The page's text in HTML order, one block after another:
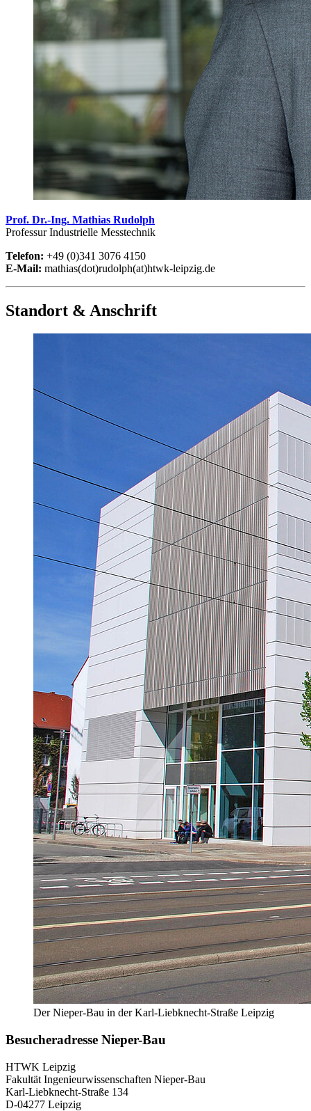
Prof. Dr.-Ing. Mathias Rudolph
Professur Industrielle Messtechnik
Telefon: +49 (0)341 3076 4150
E-Mail: mathias(dot)rudolph(at)htwk-leipzig.de
Standort & Anschrift
Der Nieper-Bau in der Karl-Liebknecht-Straße Leipzig
Besucheradresse Nieper-Bau
HTWK Leipzig
Fakultät Ingenieurwissenschaften Nieper-Bau
Karl-Liebknecht-Straße 134
D-04277 Leipzig